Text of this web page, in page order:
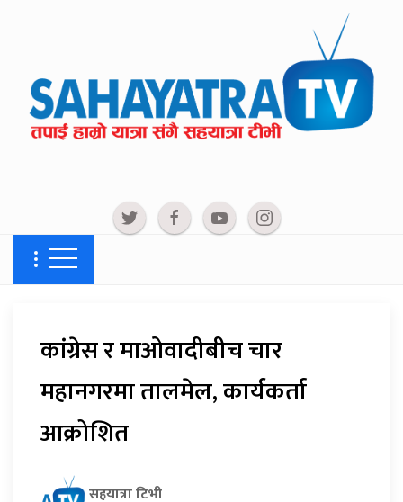
कांग्रेस र माओवादीबीच चार
महानगरमा तालमेल, कार्यकर्ता
आक्रोशित
सहयात्रा टिभी